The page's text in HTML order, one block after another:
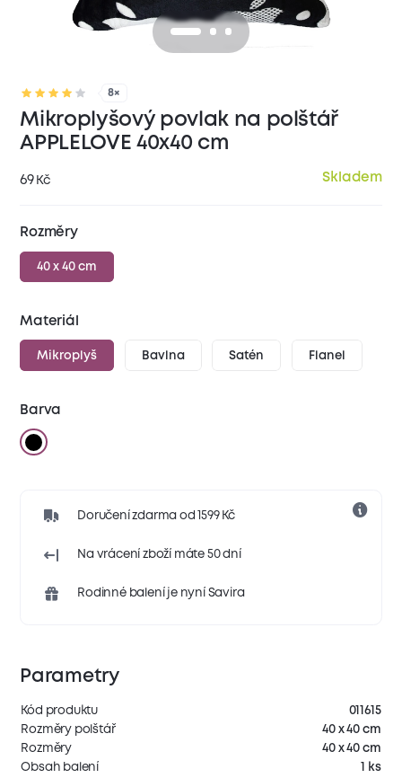
8×
Mikroplyšový povlak na polštář
APPLELOVE 40x40 cm
69 Kč Skladem
Rozměry
40 x 40 cm
Materiál
Mikroplyš Bavlna Satén Flanel
Barva
Doručení zdarma od 1599 Kč
Na vrácení zboží máte 50 dní
Rodinné balení je nyní Savira
Parametry
Kód produktu
011615
Rozměry polštář
40 x 40 cm
Rozměry
40 x 40 cm
Obsah balení
1 ks